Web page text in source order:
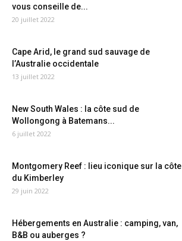
vous conseille de...
20 juillet 2022
Cape Arid, le grand sud sauvage de
l’Australie occidentale
13 juillet 2022
New South Wales : la côte sud de
Wollongong à Batemans...
6 juillet 2022
Montgomery Reef : lieu iconique sur la côte
du Kimberley
29 juin 2022
Hébergements en Australie : camping, van,
B&B ou auberges ?